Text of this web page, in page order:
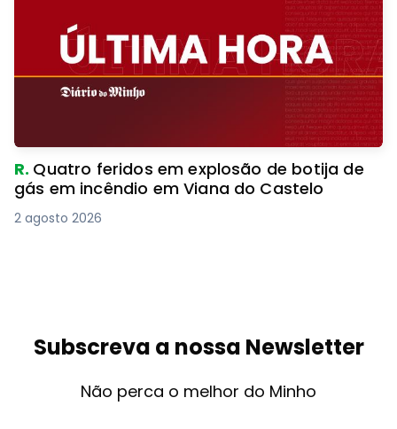
R. Quatro feridos em explosão de botija de
gás em incêndio em Viana do Castelo
2 agosto 2026
Subscreva a nossa Newsletter
Não perca o melhor do Minho